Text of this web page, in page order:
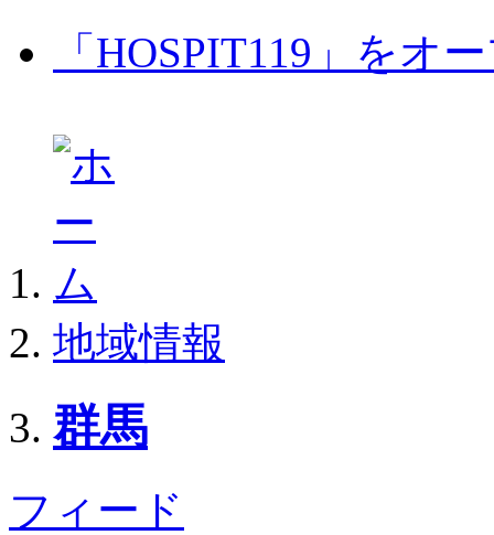
「HOSPIT119」をオ
地域情報
群馬
フィード